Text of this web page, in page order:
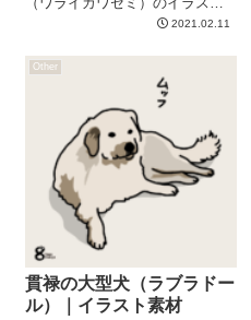
2021.02.11
Other
貫禄の大型犬（ラブラドー
ル）｜イラスト素材